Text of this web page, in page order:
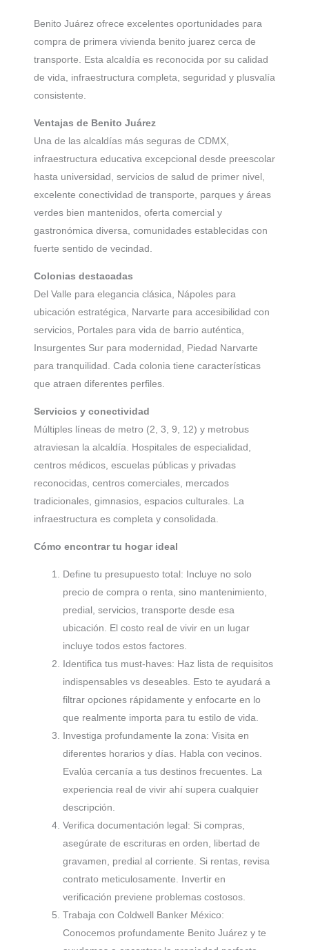
Benito Juárez ofrece excelentes oportunidades para
compra de primera vivienda benito juarez cerca de
transporte. Esta alcaldía es reconocida por su calidad
de vida, infraestructura completa, seguridad y plusvalía
consistente.
Ventajas de Benito Juárez
Una de las alcaldías más seguras de CDMX,
infraestructura educativa excepcional desde preescolar
hasta universidad, servicios de salud de primer nivel,
excelente conectividad de transporte, parques y áreas
verdes bien mantenidos, oferta comercial y
gastronómica diversa, comunidades establecidas con
fuerte sentido de vecindad.
Colonias destacadas
Del Valle para elegancia clásica, Nápoles para
ubicación estratégica, Narvarte para accesibilidad con
servicios, Portales para vida de barrio auténtica,
Insurgentes Sur para modernidad, Piedad Narvarte
para tranquilidad. Cada colonia tiene características
que atraen diferentes perfiles.
Servicios y conectividad
Múltiples líneas de metro (2, 3, 9, 12) y metrobus
atraviesan la alcaldía. Hospitales de especialidad,
centros médicos, escuelas públicas y privadas
reconocidas, centros comerciales, mercados
tradicionales, gimnasios, espacios culturales. La
infraestructura es completa y consolidada.
Cómo encontrar tu hogar ideal
Define tu presupuesto total: Incluye no solo
precio de compra o renta, sino mantenimiento,
predial, servicios, transporte desde esa
ubicación. El costo real de vivir en un lugar
incluye todos estos factores.
Identifica tus must-haves: Haz lista de requisitos
indispensables vs deseables. Esto te ayudará a
filtrar opciones rápidamente y enfocarte en lo
que realmente importa para tu estilo de vida.
Investiga profundamente la zona: Visita en
diferentes horarios y días. Habla con vecinos.
Evalúa cercanía a tus destinos frecuentes. La
experiencia real de vivir ahí supera cualquier
descripción.
Verifica documentación legal: Si compras,
asegúrate de escrituras en orden, libertad de
gravamen, predial al corriente. Si rentas, revisa
contrato meticulosamente. Invertir en
verificación previene problemas costosos.
Trabaja con Coldwell Banker México:
Conocemos profundamente Benito Juárez y te